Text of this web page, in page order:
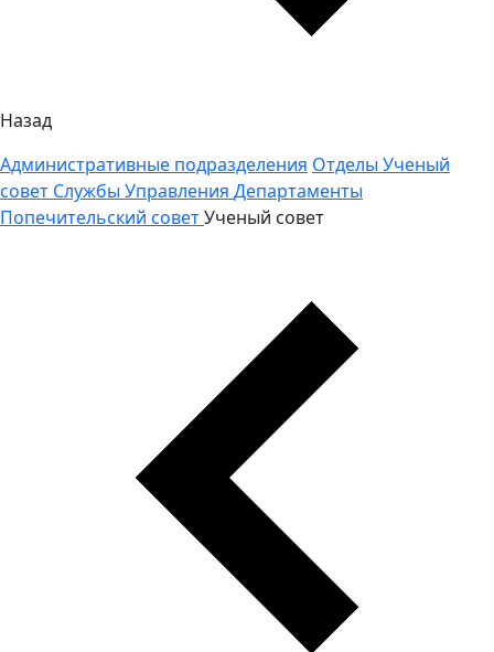
Назад
Административные подразделения Отделы Ученый
совет Службы Управления Департаменты
Попечительский советУченый совет